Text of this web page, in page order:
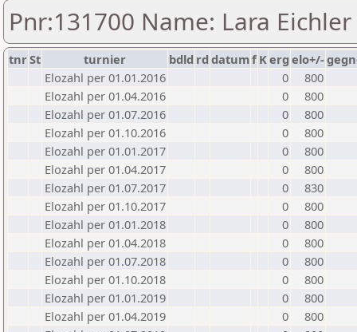
Pnr:131700 Name: Lara Eichler
tnrSt turnier bdld rd datumf Kerg elo+/-
Elozahl per 01.01.2016
0
800
Elozahl per 01.04.2016
0
800
Elozahl per 01.07.2016
0
800
Elozahl per 01.10.2016
0
800
Elozahl per 01.01.2017
0
800
Elozahl per 01.04.2017
0
800
Elozahl per 01.07.2017
0
830
Elozahl per 01.10.2017
0
800
Elozahl per 01.01.2018
0
800
Elozahl per 01.04.2018
0
800
Elozahl per 01.07.2018
0
800
Elozahl per 01.10.2018
0
800
Elozahl per 01.01.2019
0
800
Elozahl per 01.04.2019
0
800